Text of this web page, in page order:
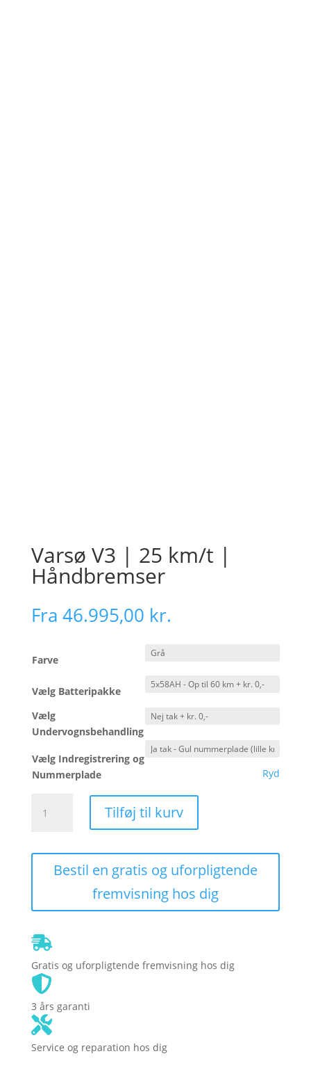
Varsø V3 | 25 km/t |
Håndbremser
Fra 46.995,00 kr.
Farve
Vælg Batteripakke
Vælg
Undervognsbehandling
Vælg Indregistrering og
Nummerplade
Ryd
Håndbremser
antal
Tilføj til kurv
Bestil en gratis og uforpligtende
fremvisning hos dig
Gratis og uforpligtende fremvisning hos dig
3 års garanti
Service og reparation hos dig